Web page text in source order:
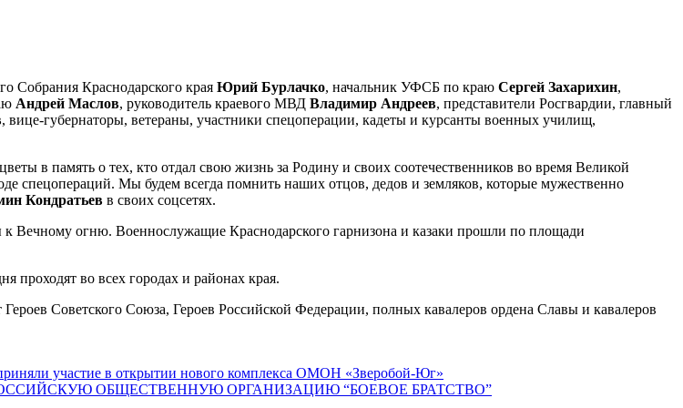
Собрания Краснодарского края Юрий Бурлачко, начальник УФСБ по краю Сергей Захарихин,
Андрей Маслов, руководитель краевого МВД Владимир Андреев, представители Росгвардии, главный
, вице-губернаторы, ветераны, участники спецоперации, кадеты и курсанты военных училищ,
в память о тех, кто отдал свою жизнь за Родину и своих соотечественников во время Великой
спецопераций. Мы будем всегда помнить наших отцов, дедов и земляков, которые мужественно
Кондратьев в своих соцсетях.
огню. Военнослужащие Краснодарского гарнизона и казаки прошли по площади
проходят во всех городах и районах края.
Советского Союза, Героев Российской Федерации, полных кавалеров ордена Славы и кавалеров
приняли участие в открытии нового комплекса ОМОН «Зверобой-Юг»
ОБЩЕСТВЕННУЮ ОРГАНИЗАЦИЮ “БОЕВОЕ БРАТСТВО”